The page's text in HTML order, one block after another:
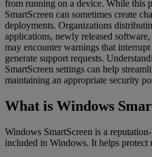
from running on a device. While this
SmartScreen can sometimes create
deployments. Organizations
applications, newly released
may encounter warnings that
generate support requests.
SmartScreen settings can help
maintaining an appropriate security
What is Windows
Windows SmartScreen is a
included in Windows. It helps protect